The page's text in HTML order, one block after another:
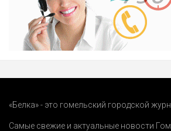
«Белка» - это гомельский городской
Самые свежие и актуальные новости